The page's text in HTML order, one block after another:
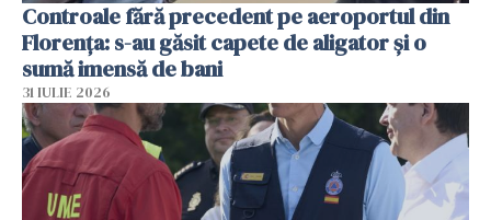
Controale fără precedent pe aeroportul din
Florența: s-au găsit capete de aligator și o
sumă imensă de bani
31 IULIE 2026